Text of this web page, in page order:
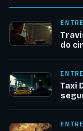
do
Taxi